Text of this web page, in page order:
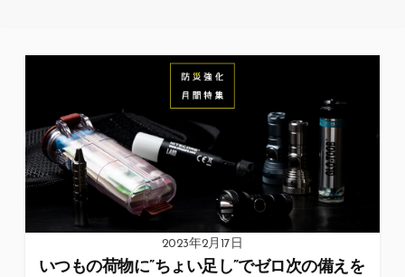
2023年2月17日
いつもの荷物に”ちょい足し”でゼロ次の備えを